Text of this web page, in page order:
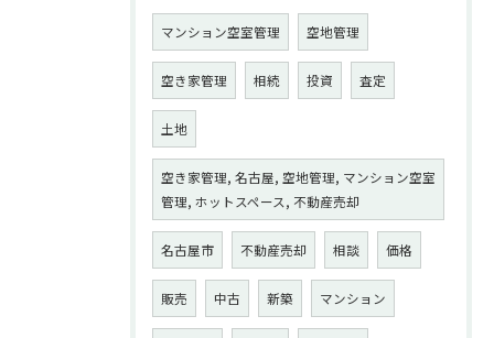
マンション空室管理 空地管理
空き家管理 相続 投資 査定
土地
空き家管理, 名古屋, 空地管理, マンション空室
管理, ホットスペース, 不動産売却
名古屋市 不動産売却 相談 価格
販売 中古 新築 マンション